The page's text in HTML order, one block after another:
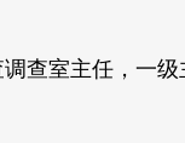
查室主任，一级